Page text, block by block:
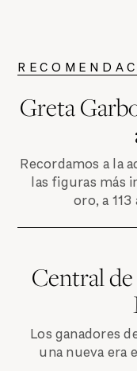
Greta
Recordamos a la
las figuras más
oro, a
Central
Los ganadores
una nueva era